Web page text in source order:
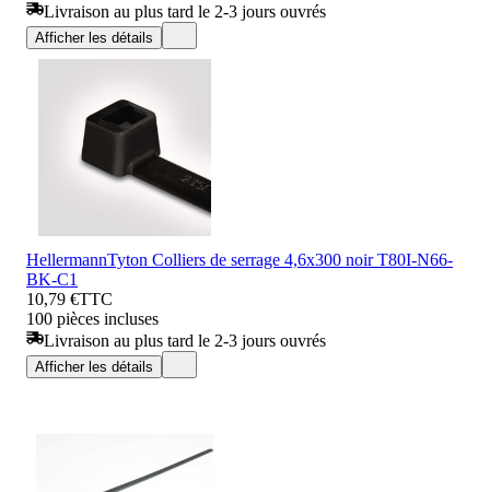
Livraison au plus tard le 2-3 jours ouvrés
Afficher les détails
HellermannTyton Colliers de serrage 4,6x300 noir T80I-N66-
BK-C1
10,79 €TTC
100 pièces incluses
Livraison au plus tard le 2-3 jours ouvrés
Afficher les détails